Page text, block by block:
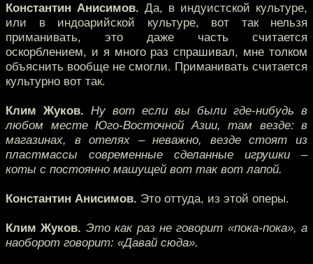
Константин Анисимов. Да, в индуистской культуре,
или в индоарийской культуре, вот так нельзя
приманивать, это даже часть считается
оскорблением, и я много раз спрашивал, мне толком
объяснить вообще не смогли. Приманивать считается
культурно вот так.
Клим Жуков. Ну вот если вы были где-нибудь в
любом месте Юго-Восточной Азии, там везде: в
магазинах, в отелях – неважно, везде стоят из
пластмассы современные сделанные игрушки –
коты с постоянно машущей вот так вот лапой.
Константин Анисимов. Это оттуда, из этой оперы.
Клим Жуков. Это как раз не говорит «пока-пока», а
наоборот говорит: «Давай сюда».